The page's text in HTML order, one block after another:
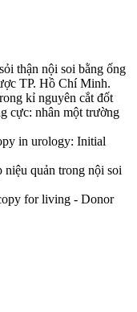
thận nội soi bằng ống
TP. Hồ Chí Minh.
kỉ nguyên cắt đốt
cực: nhân một trường
in urology: Initial
niệu quản trong nội soi
for living - Donor